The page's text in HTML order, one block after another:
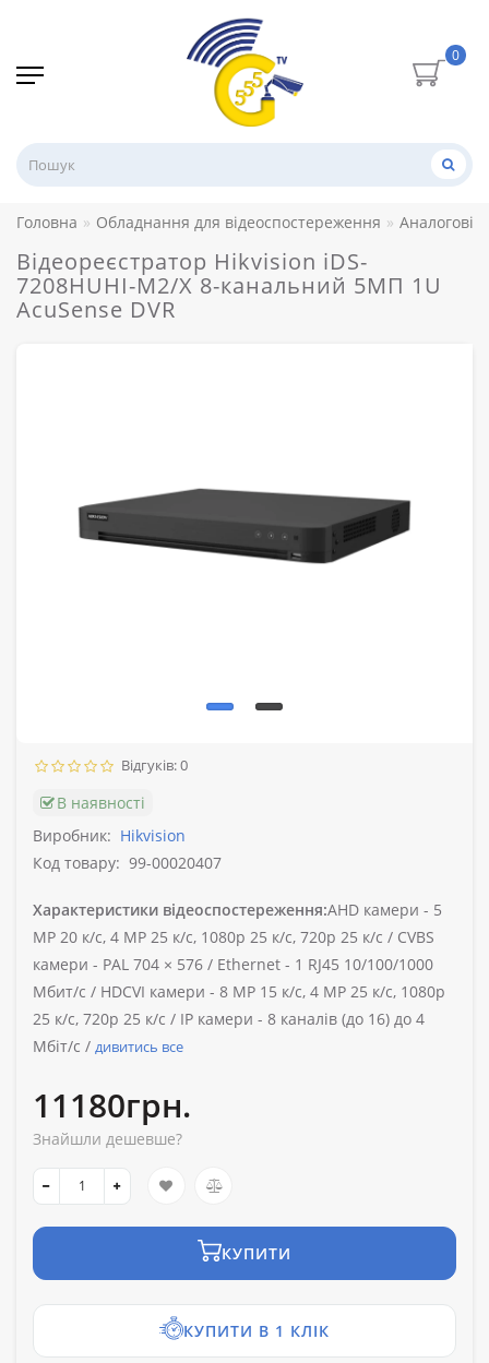
0
Головна Обладнання для відеоспостереження Аналогові
Відеореєстратор Hikvision iDS-
7208HUHI-M2/X 8-канальний 5МП 1U
AcuSense DVR
Відгуків: 0
В наявності
Виробник: Hikvision
Код товару: 99-00020407
Характеристики відеоспостереження:AHD камери - 5
MP 20 к/с, 4 MP 25 к/с, 1080p 25 к/с, 720p 25 к/с / CVBS
камери - PAL 704 × 576 / Ethernet - 1 RJ45 10/100/1000
Мбит/с / HDCVI камери - 8 MP 15 к/с, 4 MP 25 к/с, 1080p
25 к/с, 720p 25 к/с / IP камери - 8 каналів (до 16) до 4
Мбіт/с / дивитись все
11180грн.
Знайшли дешевше?
КУПИТИ
КУПИТИ В 1 КЛІК